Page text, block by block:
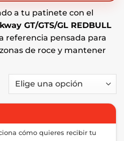
a tu patinete con el
GT/GTS/GL REDBULL
referencia pensada para
de roce y mantener
cómo quieres recibir tu